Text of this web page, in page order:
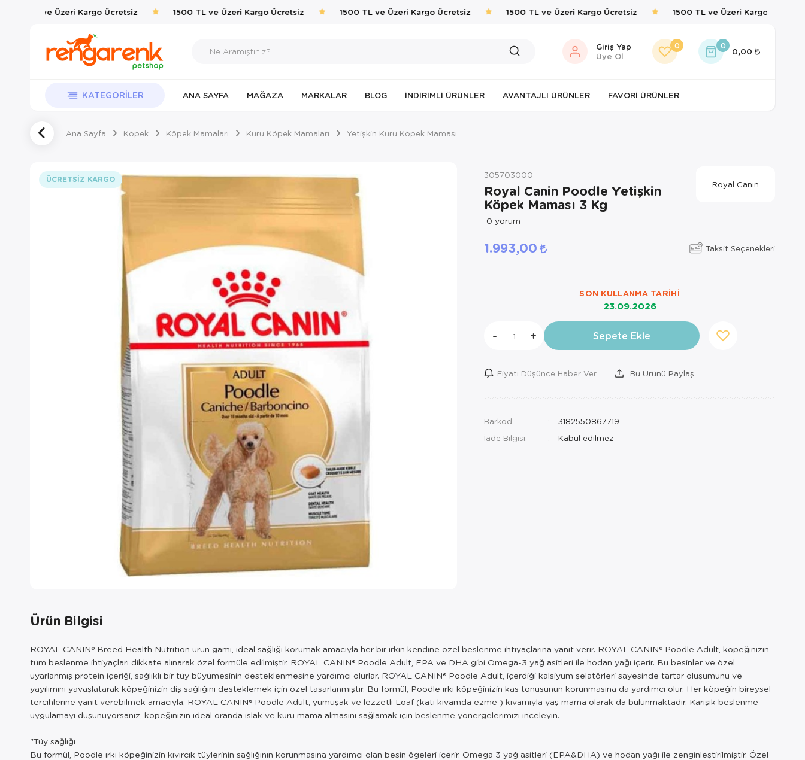
TL ve Üzeri Kargo Ücretsiz 1500 TL ve Üzeri Kargo Ücretsiz 1500 TL ve Üzeri Kargo Ücretsiz 1500 TL ve Üzeri Kargo Ücretsiz 1500 TL ve Üzeri Kargo Ücretsiz
Giriş Yap
Üye Ol
0 0
0,00
KATEGORILER ANA SAYFA MAĞAZA MARKALAR BLOG İNDIRIMLI ÜRÜNLER AVANTAJLI ÜRÜNLER FAVORI ÜRÜNLER
Ana Sayfa Köpek Köpek Mamaları Kuru Köpek Mamaları Yetişkin Kuru Köpek Maması
ÜCRETSIZ KARGO 305703000
Royal Canin Poodle Yetişkin
Köpek Maması 3 Kg
0 yorum
Royal Canın
1.993,00 Taksit Seçenekleri
SON KULLANMA TARIHI
23.09.2026
- + Sepete Ekle
Fiyatı Düşünce Haber Ver Bu Ürünü Paylaş
Barkod
3182550867719
İade Bilgisi:
Ürün Bilgisi
ROYAL CANIN® Breed Health Nutrition ürün gamı, ideal sağlığı korumak amacıyla her bir ırkın kendine özel beslenme ihtiyaçlarına yanıt verir. ROYAL CANIN® Poodle Adult, köpeğinizin
tüm beslenme ihtiyaçları dikkate alınarak özel formüle edilmiştir. ROYAL CANIN® Poodle Adult, EPA ve DHA gibi Omega-3 yağ asitleri ile hodan yağı içerir. Bu besinler ve özel
uyarlanmış protein içeriği, sağlıklı bir tüy büyümesinin desteklenmesine yardımcı olurlar. ROYAL CANIN® Poodle Adult, içerdiği kalsiyum şelatörleri sayesinde tartar oluşumunu ve
yayılımını yavaşlatarak köpeğinizin diş sağlığını desteklemek için özel tasarlanmıştır. Bu formül, Poodle ırkı köpeğinizin kas tonusunun korunmasına da yardımcı olur. Her köpeğin bireysel
tercihlerine yanıt verebilmek amacıyla, ROYAL CANIN® Poodle Adult, yumuşak ve lezzetli Loaf (katı kıvamda ezme ) kıvamıyla yaş mama olarak da bulunmaktadır. Karışık beslenme
uygulamayı düşünüyorsanız, köpeğinizin ideal oranda ıslak ve kuru mama almasını sağlamak için beslenme yönergelerimizi inceleyin.
"Tüy sağlığı
Bu formül, Poodle ırkı köpeğinizin kıvırcık tüylerinin sağlığının korunmasına yardımcı olan besin ögeleri içerir. Omega 3 yağ asitleri (EPA&DHA) ve hodan yağı ile zenginleştirilmiştir. Özel